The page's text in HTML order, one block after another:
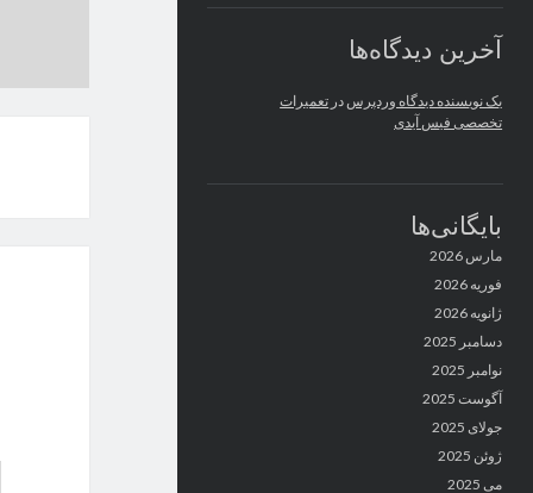
آخرین دیدگاه‌ها
یک نویسنده دیدگاه وردپرس در تعمیرات
تخصصی فیس آیدی
بایگانی‌ها
مارس 2026
فوریه 2026
ژانویه 2026
دسامبر 2025
نوامبر 2025
آگوست 2025
جولای 2025
ژوئن 2025
می 2025